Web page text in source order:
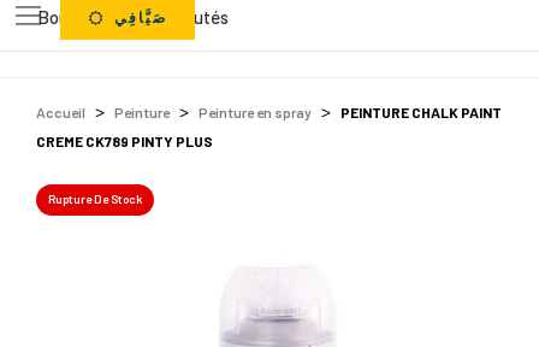
Bons Plans Nouveautés
صَيَّافِي
Accueil Peinture Peinture en spray
PEINTURE CHALK PAINT
CREME CK789 PINTY PLUS
Rupture De Stock